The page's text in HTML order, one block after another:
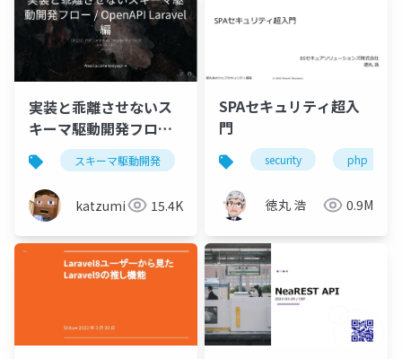
実装と乖離させないス
キーマ駆動開発フロー /
OpenAPI Laravel編
スキーマ駆動開発 laravel openapi
katzumi 15.4K
SPAセキュリティ超入
門
security php
徳丸 浩 0.9M